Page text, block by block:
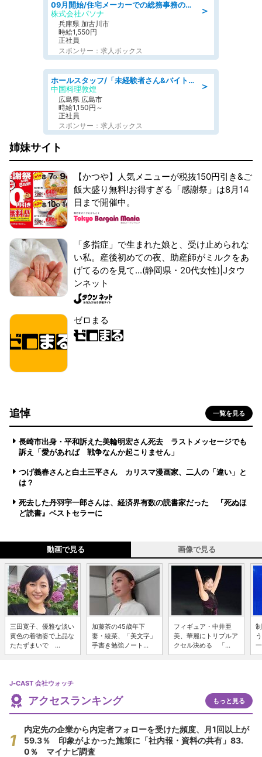
＞
09月開始/住宅メーカーでの総務事務のお仕事/駅近/車通勤可/一般事務/人事労務
株式会社パソナ
兵庫県 加古川市
時給1,550円
正社員
スポンサー：求人ボックス
＞
ホールスタッフ/「未経験者さん&バイトデビューも大歓迎」残業ほぼなし×1日3時間〜勤務OK!フォロー体制も充実/広島県/広島市南区
中国料理敦煌
広島県 広島市
時給1,150円～
正社員
スポンサー：求人ボックス
姉妹サイト
【かつや】人気メニューが税抜150円引き&ご
飯大盛り無料!お得すぎる「感謝祭」は8月14
日まで開催中。
「多指症」で生まれた娘と、受け止められな
い私。産後初めての夜、助産師がミルクをあ
げてるのを見て...(静岡県・20代女性)|Jタウ
ンネット
ゼロまる
追悼 一覧を見る
長崎市出身・平和訴えた美輪明宏さん死去 ラストメッセージでも
訴え「愛があれば 戦争なんか起こりません」
つげ義春さんと白土三平さん カリスマ漫画家、二人の「違い」と
は？
死去した丹羽宇一郎さんは、経済界有数の読書家だった 『死ぬほ
ど読書』ベストセラーに
動画で見る 画像で見る
三田寛子、優雅な淡い
黄色の着物姿で上品な
たたずまいで ...
加藤茶の45歳年下
妻・綾菜、「美文字」
手書き勉強ノート...
フィギュア・中井亜
美、華麗にトリプルア
クセル決める 「...
J-CAST 会社ウォッチ
アクセスランキング もっと見る
内定先の企業から内定者フォローを受けた頻度、月1回以上が
59.3％ 印象がよかった施策に「社内報・資料の共有」83.
0％ マイナビ調査